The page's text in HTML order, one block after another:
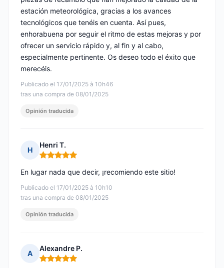
Publicado el 17/01/2025 à 10h46
tras una compra de 08/01/2025
estación meteorológica, gracias a los avances
tecnológicos que tenéis en cuenta. Así pues,
enhorabuena por seguir el ritmo de estas mejoras y por
ofrecer un servicio rápido y, al fin y al cabo,
especialmente pertinente. Os deseo todo el éxito que
merecéis.
Opinión traducida
H
Henri T.
Nota: 5 de 5
Publicado el 17/01/2025 à 10h10
tras una compra de 08/01/2025
En lugar nada que decir, ¡recomiendo este sitio!
Opinión traducida
A
Alexandre P.
Nota: 5 de 5